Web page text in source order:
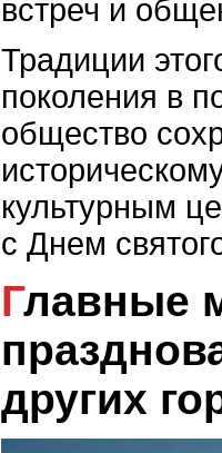
встреч и
Традиции
поколения в
общество
культурным
с Днем
Главные места
других